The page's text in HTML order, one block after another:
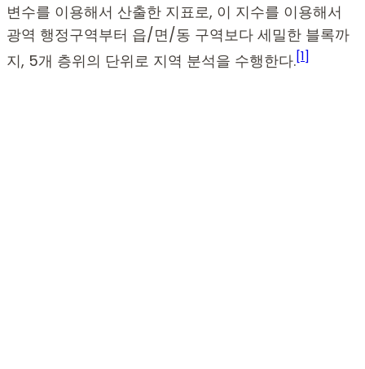
변수를 이용해서 산출한 지표로, 이 지수를 이용해서
광역 행정구역부터 읍/면/동 구역보다 세밀한 블록까
지, 5개 층위의 단위로 지역 분석을 수행한다.[1]